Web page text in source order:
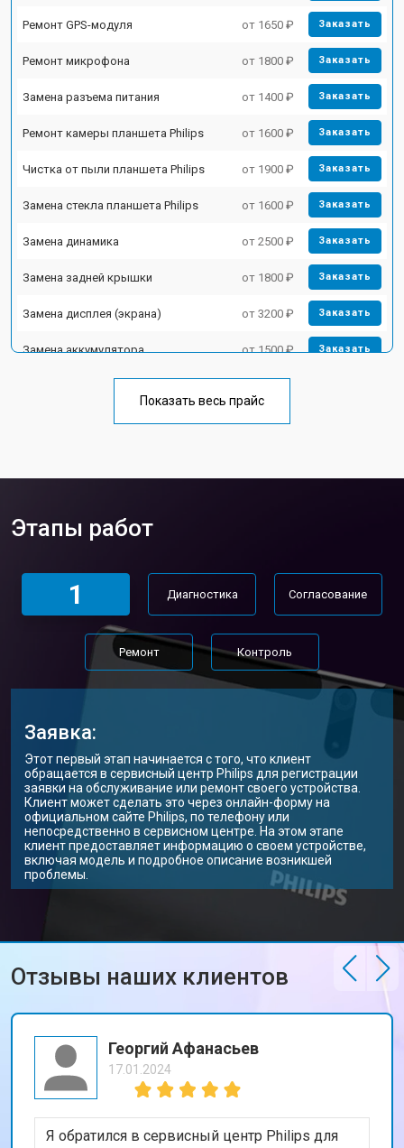
Ремонт GPS-модуля от 1650 ₽ Заказать
Ремонт микрофона от 1800 ₽ Заказать
Замена разъема питания от 1400 ₽ Заказать
Ремонт камеры планшета Philips от 1600 ₽ Заказать
Чистка от пыли планшета Philips от 1900 ₽ Заказать
Замена стекла планшета Philips от 1600 ₽ Заказать
Замена динамика от 2500 ₽ Заказать
Замена задней крышки от 1800 ₽ Заказать
Замена дисплея (экрана) от 3200 ₽ Заказать
Замена аккумулятора от 1500 ₽ Заказать
Замена кнопок планшета Philips от 1750 ₽
Показать весь прайс
Этапы работ
1 Диагностика Согласование
Ремонт Контроль
Заявка:
Этот первый этап начинается с того, что клиент
обращается в сервисный центр Philips для регистрации
заявки на обслуживание или ремонт своего устройства.
Клиент может сделать это через онлайн-форму на
официальном сайте Philips, по телефону или
непосредственно в сервисном центре. На этом этапе
клиент предоставляет информацию о своем устройстве,
включая модель и подробное описание возникшей
проблемы.
Отзывы наших клиентов
Георгий Афанасьев
17.01.2024
Я обратился в сервисный центр Philips для